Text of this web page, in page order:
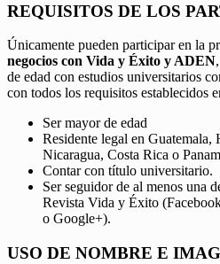
REQUISITOS DE LOS
Únicamente pueden participar en la
negocios con Vida y Éxito y ADEN
de edad con estudios universitarios
con todos los requisitos establecidos
Ser mayor de edad
Residente legal en Guatemala,
Nicaragua, Costa Rica o
Contar con título universitario.
Ser seguidor de al menos una
Revista Vida y Éxito
o Google+).
USO DE NOMBRE E